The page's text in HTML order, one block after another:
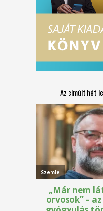
Az elmúlt hét